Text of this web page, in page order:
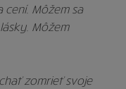
cení. Môžem sa
Môžem
zomrieť svoje